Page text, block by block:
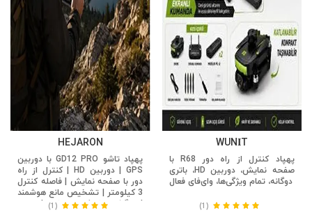
WUNİT
پهپاد کنترل از راه دور R68 با
صفحه نمایش، دوربین HD، باتری
دوگانه، تمام ویژگی‌ها، وای‌فای فعال
(1)
HEJARON
پهپاد تاشو GD12 PRO با دوربین
GPS | دوربین HD | کنترل از راه
دور با صفحه نمایش | فاصله کنترل
3 کیلومتر | تشخیص مانع هوشمند
| بازگشت خودکار به خانه | پهپاد
(1)